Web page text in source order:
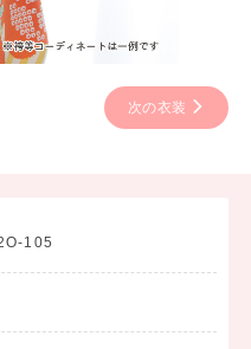
次の衣装
105